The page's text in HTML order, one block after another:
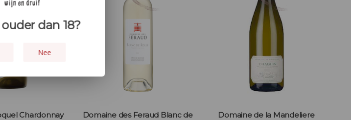
Chardonnay
Domaine des Feraud Blanc de
Domaine de la Mandeliere
dan 18?
Nee